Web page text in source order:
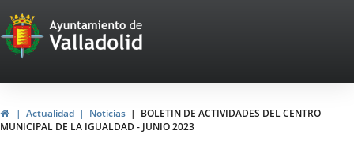
Portal
Web
del
Ayuntamiento
de
HomeActualidad Noticias
BOLETIN DE ACTIVIDADES DEL CENTRO
MUNICIPAL DE LA IGUALDAD - JUNIO 2023